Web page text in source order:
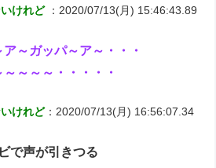
けれど ：2020/07/13(月) 15:46:43.89
～ガッパ～ア～・・・
～～～・・・・・
けれど：2020/07/13(月) 16:56:07.34
で声が引きつる